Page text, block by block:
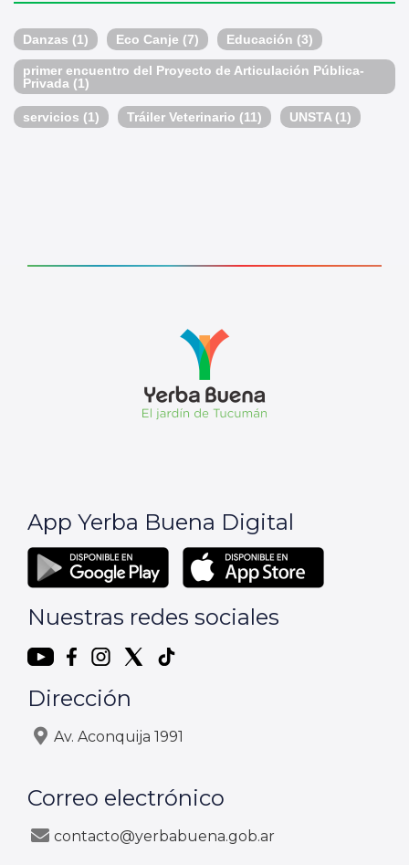
Danzas (1) Eco Canje (7) Educación (3)
primer encuentro del Proyecto de Articulación Pública-
Privada (1)
servicios (1) Tráiler Veterinario (11) UNSTA(1)
App Yerba Buena Digital
Nuestras redes sociales
Dirección
Av. Aconquija 1991
Correo electrónico
contacto@yerbabuena.gob.ar